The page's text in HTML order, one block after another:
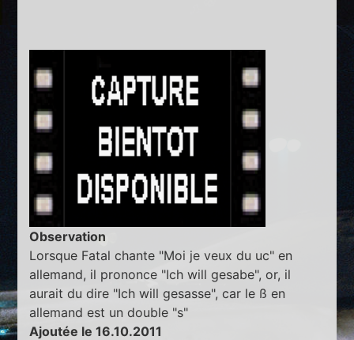
Observation
Lorsque Fatal chante "Moi je veux du uc" en
allemand, il prononce "Ich will gesabe", or, il
aurait du dire "Ich will gesasse", car le ß en
allemand est un double "s"
Ajoutée le 16.10.2011